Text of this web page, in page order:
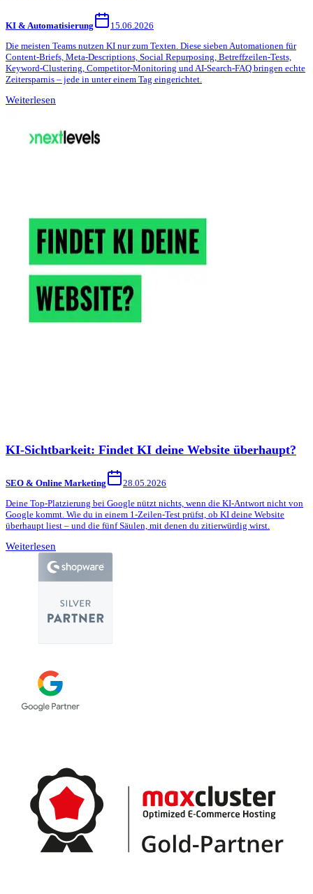
KI & Automatisierung
15.06.2026
Die meisten Teams nutzen KI nur zum Texten. Diese sieben Automationen für
Content-Briefs, Meta-Descriptions, Social Repurposing, Betreffzeilen-Tests,
Keyword-Clustering, Competitor-Monitoring und AI-Search-FAQ bringen echte
Zeitersparnis – jede in unter einem Tag eingerichtet.
Weiterlesen
KI-Sichtbarkeit: Findet KI deine Website überhaupt?
SEO & Online Marketing
28.05.2026
Deine Top-Platzierung bei Google nützt nichts, wenn die KI-Antwort nicht von
Google kommt. Wie du in einem 1-Zeilen-Test prüfst, ob KI deine Website
überhaupt liest – und die fünf Säulen, mit denen du zitierwürdig wirst.
Weiterlesen